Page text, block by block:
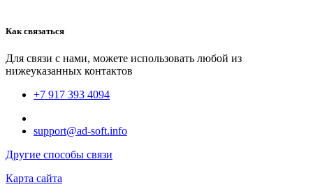
Как связаться
Для связи с нами, можете использовать любой из
нижеуказанных контактов
+7 917 393 4094
support@ad-soft.info
Другие способы связи
Карта сайта